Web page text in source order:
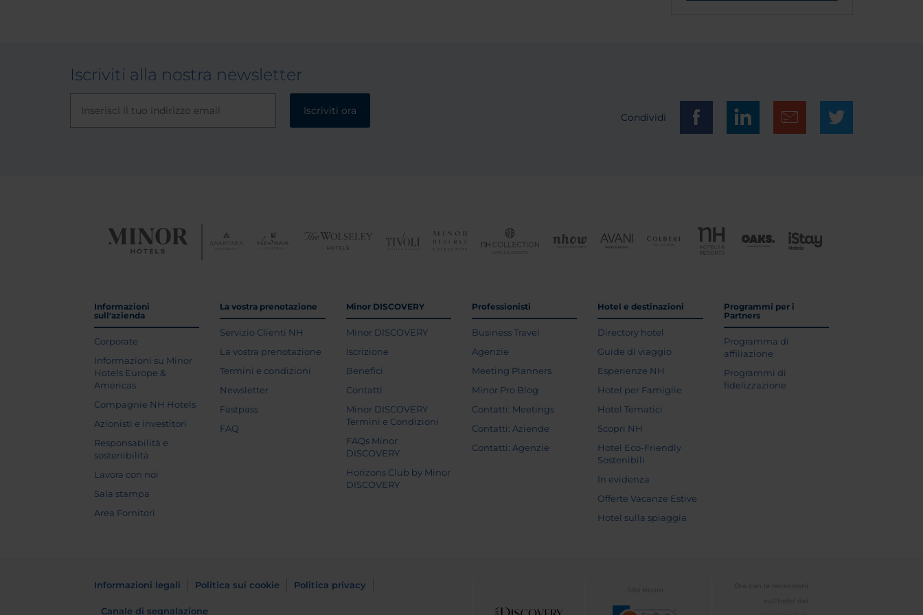
Iscriviti alla nostra newsletter
Iscriviti ora
Condividi
Informazioni
sull'azienda
Corporate
Informazioni su Minor
Hotels Europe &
Americas
Compagnie NH Hotels
Azionisti e investitori
Responsabilità e
sostenibilità
Lavora con noi
Sala stampa
Area Fornitori
La vostra prenotazione
Servizio Clienti NH
La vostra prenotazione
Termini e condizioni
Newsletter
Fastpass
FAQ
Minor DISCOVERY
Minor DISCOVERY
Iscrizione
Benefici
Contatti
Minor DISCOVERY
Termini e Condizioni
FAQs Minor
DISCOVERY
Horizons Club by Minor
DISCOVERY
Professionisti
Business Travel
Agenzie
Meeting Planners
Minor Pro Blog
Contatti: Meetings
Contatti: Aziende
Contatti: Agenzie
Hotel e destinazioni
Directory hotel
Guide di viaggio
Esperienze NH
Hotel per Famiglie
Hotel Tematici
Scopri NH
Hotel Eco-Friendly
Sostenibili
In evidenza
Offerte Vacanze Estive
Hotel sulla spiaggia
Programmi per i
Partners
Programma di
affiliazione
Programmi di
fidelizzazione
Informazioni legali Politica sui cookie Politica privacy
Canale di segnalazione